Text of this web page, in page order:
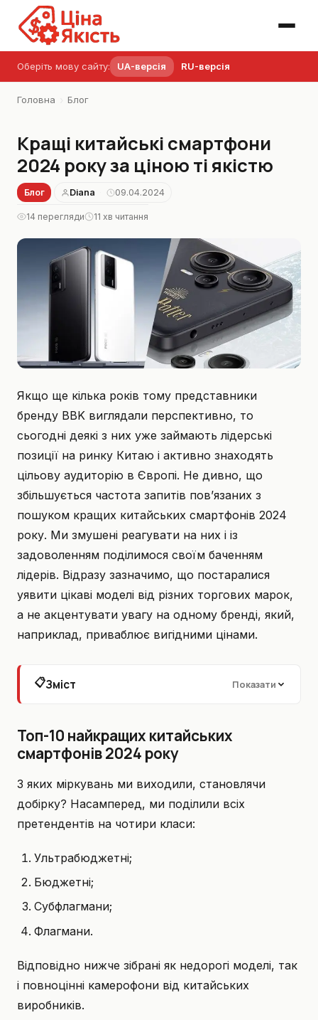
Оберіть мову сайту: UA-версія RU-версія
Головна Блог
Кращі китайські смартфони
2024 року за ціною ті якістю
Блог Diana 09.04.2024
14 перегляди 11 хв читання
Якщо ще кілька років тому представники
бренду BBK виглядали перспективно, то
сьогодні деякі з них уже займають лідерські
позиції на ринку Китаю і активно знаходять
цільову аудиторію в Європі. Не дивно, що
збільшується частота запитів пов’язаних з
пошуком кращих китайських смартфонів 2024
року. Ми змушені реагувати на них і із
задоволенням поділимося своїм баченням
лідерів. Відразу зазначимо, що постаралися
уявити цікаві моделі від різних торгових марок,
а не акцентувати увагу на одному бренді, який,
наприклад, приваблює вигідними цінами.
📋Зміст Показати
Топ-10 найкращих китайських
смартфонів 2024 року
З яких міркувань ми виходили, становлячи
добірку? Насамперед, ми поділили всіх
претендентів на чотири класи:
Ультрабюджетні;
Бюджетні;
Субфлагмани;
Флагмани.
Відповідно нижче зібрані як недорогі моделі, так
і повноцінні камерофони від китайських
виробників.